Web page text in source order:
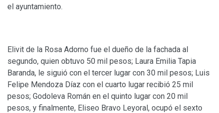
el ayuntamiento.
Elivit de la Rosa Adorno fue el dueño de la fachada al
segundo, quien obtuvo 50 mil pesos; Laura Emilia Tapia
Baranda, le siguió con el tercer lugar con 30 mil pesos; Luis
Felipe Mendoza Díaz con el cuarto lugar recibió 25 mil
pesos; Godoleva Román en el quinto lugar con 20 mil
pesos, y finalmente, Eliseo Bravo Leyoral, ocupó el sexto